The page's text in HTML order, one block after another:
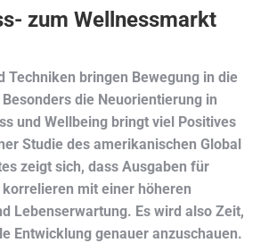
zum Wellnessmarkt
Techniken bringen Bewegung in die
die Neuorientierung in
und Wellbeing bringt viel Positives
Studie des amerikanischen Global
zeigt sich, dass Ausgaben für
mit einer höheren
Lebenserwartung. Es wird also Zeit,
Entwicklung genauer anzuschauen.